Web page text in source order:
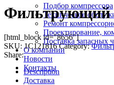
Подбор компрессора
Техническое
Ремонт
Проектирование,
Поставка запасных
О компании
Новости
Контакты
Фильтрующий
[html_block id="8656"]
SKU: 1C121816Category:
Share:
Description
Доставка